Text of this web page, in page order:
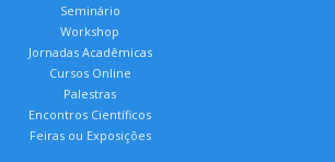
Seminário
Workshop
Jornadas Acadêmicas
Cursos Online
Palestras
Encontros Científicos
Feiras ou Exposições